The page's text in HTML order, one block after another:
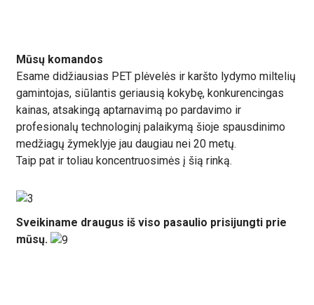
Mūsų komandos
Esame didžiausias PET plėvelės ir karšto lydymo miltelių
gamintojas, siūlantis geriausią kokybę, konkurencingas
kainas, atsakingą aptarnavimą po pardavimo ir
profesionalų technologinį palaikymą šioje spausdinimo
medžiagų žymeklyje jau daugiau nei 20 metų.
Taip pat ir toliau koncentruosimės į šią rinką.
Sveikiname draugus iš viso pasaulio prisijungti prie
mūsų.